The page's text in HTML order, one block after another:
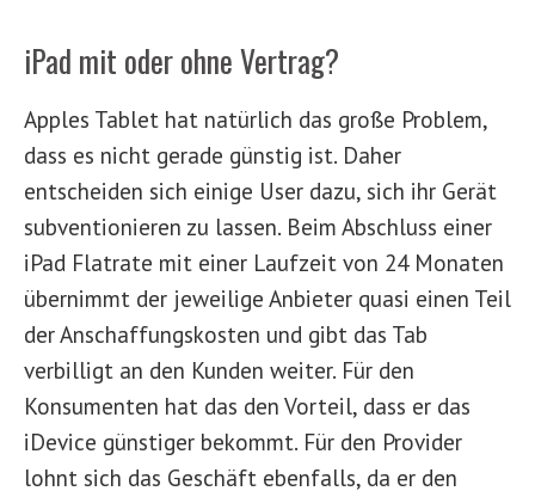
iPad mit oder ohne Vertrag?
Apples Tablet hat natürlich das große Problem,
dass es nicht gerade günstig ist. Daher
entscheiden sich einige User dazu, sich ihr Gerät
subventionieren zu lassen. Beim Abschluss einer
iPad Flatrate mit einer Laufzeit von 24 Monaten
übernimmt der jeweilige Anbieter quasi einen Teil
der Anschaffungskosten und gibt das Tab
verbilligt an den Kunden weiter. Für den
Konsumenten hat das den Vorteil, dass er das
iDevice günstiger bekommt. Für den Provider
lohnt sich das Geschäft ebenfalls, da er den